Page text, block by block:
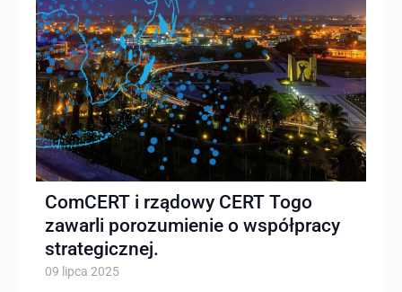
ComCERT i rządowy CERT Togo
zawarli porozumienie o współpracy
strategicznej.
09 lipca 2025